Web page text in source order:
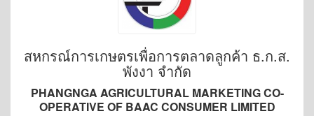
สหกรณ์การเกษตรเพื่อการตลาดลูกค้า ธ.ก.ส.
พังงา จำกัด
PHANGNGA AGRICULTURAL MARKETING CO-
OPERATIVE OF BAAC CONSUMER LIMITED